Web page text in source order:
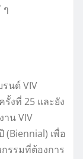
ๆ
นด์ VIV
รั้งที่ 25 และยัง
าน VIV
(Biennial) เพื่อ
รรมที่ต้องการ